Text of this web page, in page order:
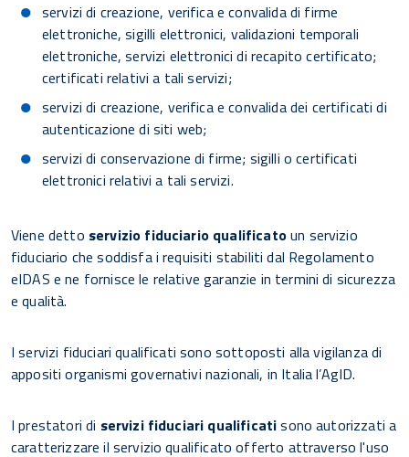
servizi di creazione, verifica e convalida di firme
elettroniche, sigilli elettronici, validazioni temporali
elettroniche, servizi elettronici di recapito certificato;
certificati relativi a tali servizi;
servizi di creazione, verifica e convalida dei certificati di
autenticazione di siti web;
servizi di conservazione di firme; sigilli o certificati
elettronici relativi a tali servizi.
Viene detto servizio fiduciario qualificatoun servizio
fiduciario che soddisfa i requisiti stabiliti dal Regolamento
eIDAS e ne fornisce le relative garanzie in termini di sicurezza
e qualità.
I servizi fiduciari qualificati sono sottoposti alla vigilanza di
appositi organismi governativi nazionali, in Italia l’AgID.
I prestatori di servizi fiduciari qualificatisono autorizzati a
caratterizzare il servizio qualificato offerto attraverso l'uso